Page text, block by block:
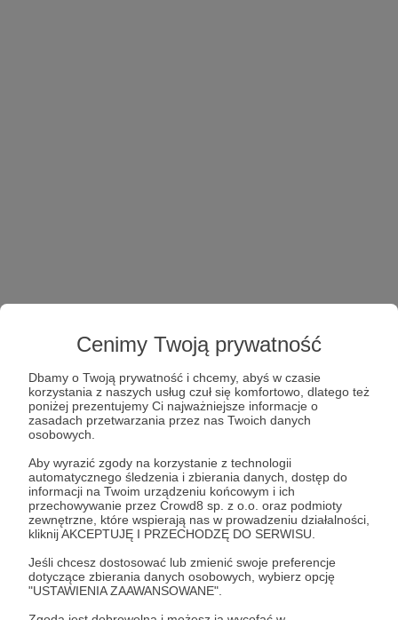
Cenimy Twoją prywatność
Dbamy o Twoją prywatność i chcemy, abyś w czasie
korzystania z naszych usług czuł się komfortowo, dlatego też
poniżej prezentujemy Ci najważniejsze informacje o
zasadach przetwarzania przez nas Twoich danych
osobowych.
Aby wyrazić zgody na korzystanie z technologii
automatycznego śledzenia i zbierania danych, dostęp do
informacji na Twoim urządzeniu końcowym i ich
przechowywanie przez Crowd8 sp. z o.o. oraz podmioty
zewnętrzne, które wspierają nas w prowadzeniu działalności,
kliknij AKCEPTUJĘ I PRZECHODZĘ DO SERWISU.
Jeśli chcesz dostosować lub zmienić swoje preferencje
dotyczące zbierania danych osobowych, wybierz opcję
"USTAWIENIA ZAAWANSOWANE".